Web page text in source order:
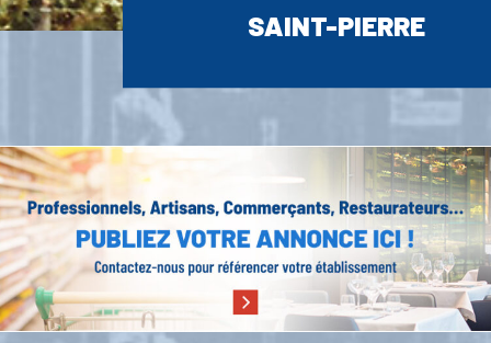
SAINT-PIERRE